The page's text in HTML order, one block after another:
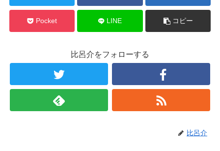
Pocket LINE コピー
比呂介をフォローする
比呂介